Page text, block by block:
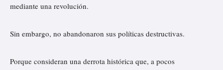
mediante una revolución.
Sin embargo, no abandonaron sus políticas destructivas.
Porque consideran una derrota histórica que, a pocos